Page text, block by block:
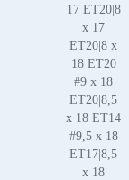
17 ET20|8
x 17
ET20|8 x
18 ET20
#9 x 18
ET20|8,5
x 18 ET14
#9,5 x 18
ET17|8,5
x 18